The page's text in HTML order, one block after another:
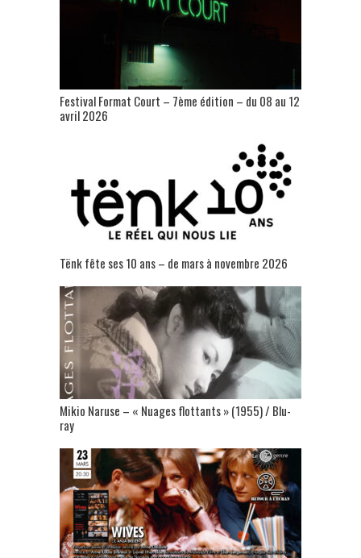
Festival Format Court – 7ème édition – du 08 au 12
avril 2026
Tënk fête ses 10 ans – de mars à novembre 2026
Mikio Naruse – « Nuages flottants » (1955) / Blu-
ray